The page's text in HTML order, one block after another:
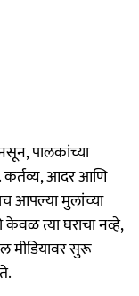
पालकांच्या
कर्तव्य, आदर आणि
आपल्या मुलांच्या
त्या घराचा नव्हे,
मीडियावर सुरू